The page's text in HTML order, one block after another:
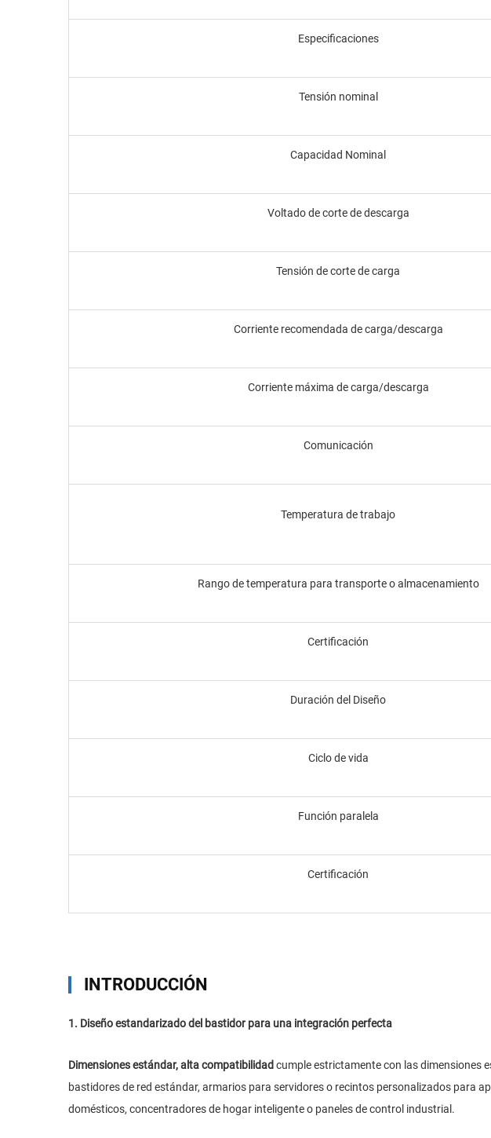
Especificaciones
Tensión nominal
Capacidad Nominal
Voltado de corte de descarga
Tensión de corte de carga
Corriente recomendada de carga/descarga
Corriente máxima de carga/descarga
Comunicación
Temperatura de trabajo
Rango de temperatura para transporte o almacenamiento
Certificación
Duración del Diseño
Ciclo de vida
Función paralela
Certificación
INTRODUCCIÓN
1. Diseño estandarizado del bastidor para una integración perfecta
Dimensiones estándar, alta compatibilidad cumple estrictamente con las dimensiones
bastidores de red estándar, armarios para servidores o recintos personalizados para
domésticos, concentradores de hogar inteligente o paneles de control industrial.